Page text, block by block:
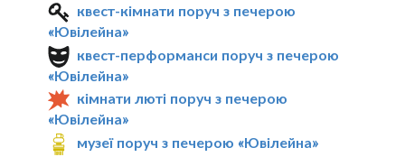
квест-кімнати поруч з печерою
«Ювілейна»
квест-перформанси поруч з печерою
«Ювілейна»
кімнати люті поруч з печерою
«Ювілейна»
музеї поруч з печерою «Ювілейна»